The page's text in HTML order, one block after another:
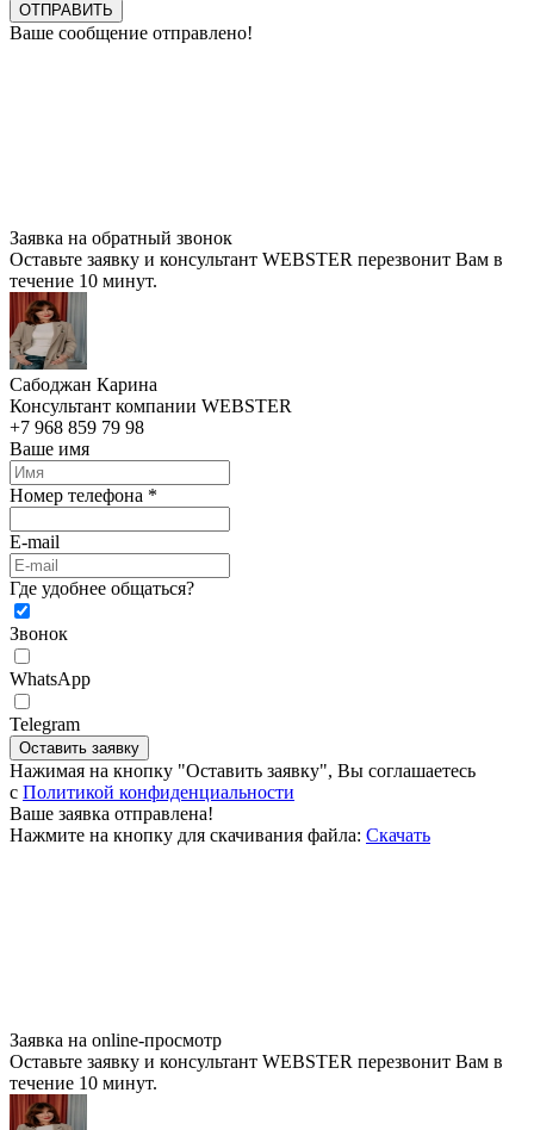
ОТПРАВИТЬ
Ваше сообщение отправлено!
Заявка на обратный звонок
Оставьте заявку и консультант WEBSTER перезвонит Вам в
течение 10 минут.
Сабоджан Карина
Консультант компании WEBSTER
+7 968 859 79 98
Ваше имя
Номер телефона *
E-mail
Где удобнее общаться?
Звонок
WhatsApp
Telegram
Оставить заявку
Нажимая на кнопку "Оставить заявку", Вы соглашаетесь
c Политикой конфиденциальности
Ваше заявка отправлена!
Нажмите на кнопку для скачивания файла: Скачать
Заявка на online-просмотр
Оставьте заявку и консультант WEBSTER перезвонит Вам в
течение 10 минут.